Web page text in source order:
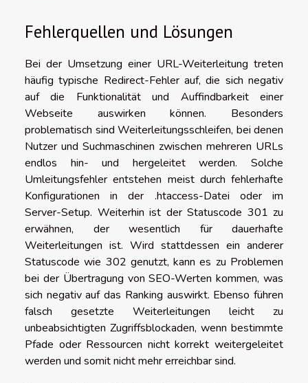
Fehlerquellen und Lösungen
Bei der Umsetzung einer URL-Weiterleitung treten
häufig typische Redirect-Fehler auf, die sich negativ
auf die Funktionalität und Auffindbarkeit einer
Webseite auswirken können. Besonders
problematisch sind Weiterleitungsschleifen, bei denen
Nutzer und Suchmaschinen zwischen mehreren URLs
endlos hin- und hergeleitet werden. Solche
Umleitungsfehler entstehen meist durch fehlerhafte
Konfigurationen in der .htaccess-Datei oder im
Server-Setup. Weiterhin ist der Statuscode 301 zu
erwähnen, der wesentlich für dauerhafte
Weiterleitungen ist. Wird stattdessen ein anderer
Statuscode wie 302 genutzt, kann es zu Problemen
bei der Übertragung von SEO-Werten kommen, was
sich negativ auf das Ranking auswirkt. Ebenso führen
falsch gesetzte Weiterleitungen leicht zu
unbeabsichtigten Zugriffsblockaden, wenn bestimmte
Pfade oder Ressourcen nicht korrekt weitergeleitet
werden und somit nicht mehr erreichbar sind.